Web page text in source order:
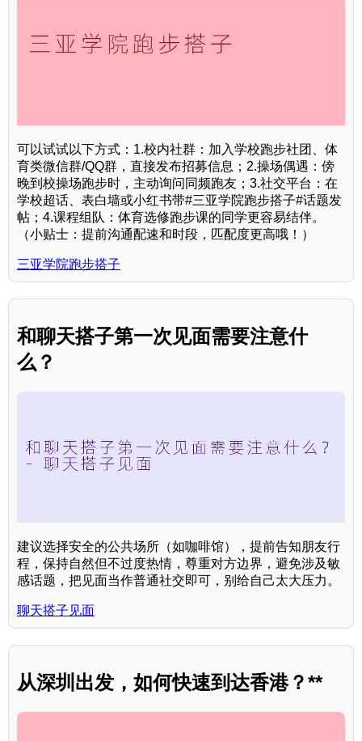
可以试试以下方式：1.校内社群：加入学校跑步社团、体
育类微信群/QQ群，直接发布招募信息；2.操场偶遇：傍
晚到校操场跑步时，主动询问同频跑友；3.社交平台：在
学校超话、表白墙或小红书带#三亚学院跑步搭子#话题发
帖；4.课程组队：体育选修跑步课的同学更容易结伴。
（小贴士：提前沟通配速和时段，匹配度更高哦！）
三亚学院跑步搭子
和聊天搭子第一次见面需要注意什
么？
建议选择安全的公共场所（如咖啡馆），提前告知朋友行
程，保持自然但不过度热情，尊重对方边界，避免涉及敏
感话题，把见面当作普通社交即可，别给自己太大压力。
聊天搭子见面
从深圳出发，如何快速到达香港？**